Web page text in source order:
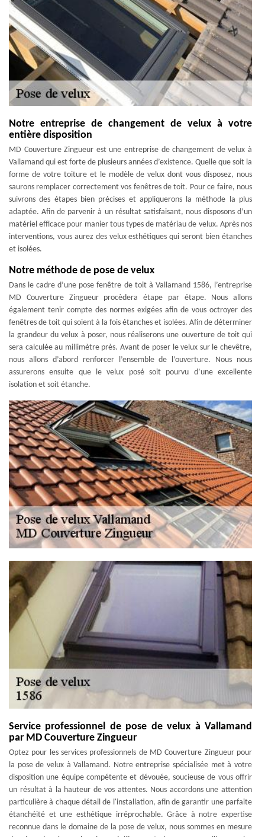
Notre entreprise de changement de velux à votre
entière disposition
MD Couverture Zingueur est une entreprise de changement de velux à
Vallamand qui est forte de plusieurs années d’existence. Quelle que soit la
forme de votre toiture et le modèle de velux dont vous disposez, nous
saurons remplacer correctement vos fenêtres de toit. Pour ce faire, nous
suivrons des étapes bien précises et appliquerons la méthode la plus
adaptée. Afin de parvenir à un résultat satisfaisant, nous disposons d’un
matériel efficace pour manier tous types de matériau de velux. Après nos
interventions, vous aurez des velux esthétiques qui seront bien étanches
et isolées.
Notre méthode de pose de velux
Dans le cadre d’une pose fenêtre de toit à Vallamand 1586, l’entreprise
MD Couverture Zingueur procèdera étape par étape. Nous allons
également tenir compte des normes exigées afin de vous octroyer des
fenêtres de toit qui soient à la fois étanches et isolées. Afin de déterminer
la grandeur du velux à poser, nous réaliserons une ouverture de toit qui
sera calculée au millimètre près. Avant de poser le velux sur le chevêtre,
nous allons d’abord renforcer l’ensemble de l’ouverture. Nous nous
assurerons ensuite que le velux posé soit pourvu d’une excellente
isolation et soit étanche.
Service professionnel de pose de velux à Vallamand
par MD Couverture Zingueur
Optez pour les services professionnels de MD Couverture Zingueur pour
la pose de velux à Vallamand. Notre entreprise spécialisée met à votre
disposition une équipe compétente et dévouée, soucieuse de vous offrir
un résultat à la hauteur de vos attentes. Nous accordons une attention
particulière à chaque détail de l'installation, afin de garantir une parfaite
étanchéité et une esthétique irréprochable. Grâce à notre expertise
reconnue dans le domaine de la pose de velux, nous sommes en mesure